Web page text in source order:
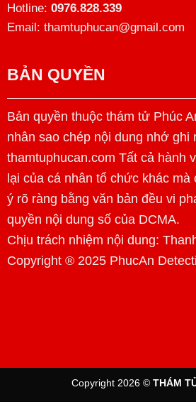
Hotline: 0976.828.339
Email: thamtuphucan@gmail.com
BẢN QUYỀN
Bản quyền thuộc thám tử Phúc
nhân sao chép nội dung nhớ ghi
thamtuphucan.com Tất cả hành
lại của cá nhân tổ chức khác
ý rõ ràng bằng văn bản đều vi
quyền nội dung số của DCMA.
Chịu trách nhiệm nội dung:
Copyright ® 2025 PhucAn
Copyright 2026 © THÁM